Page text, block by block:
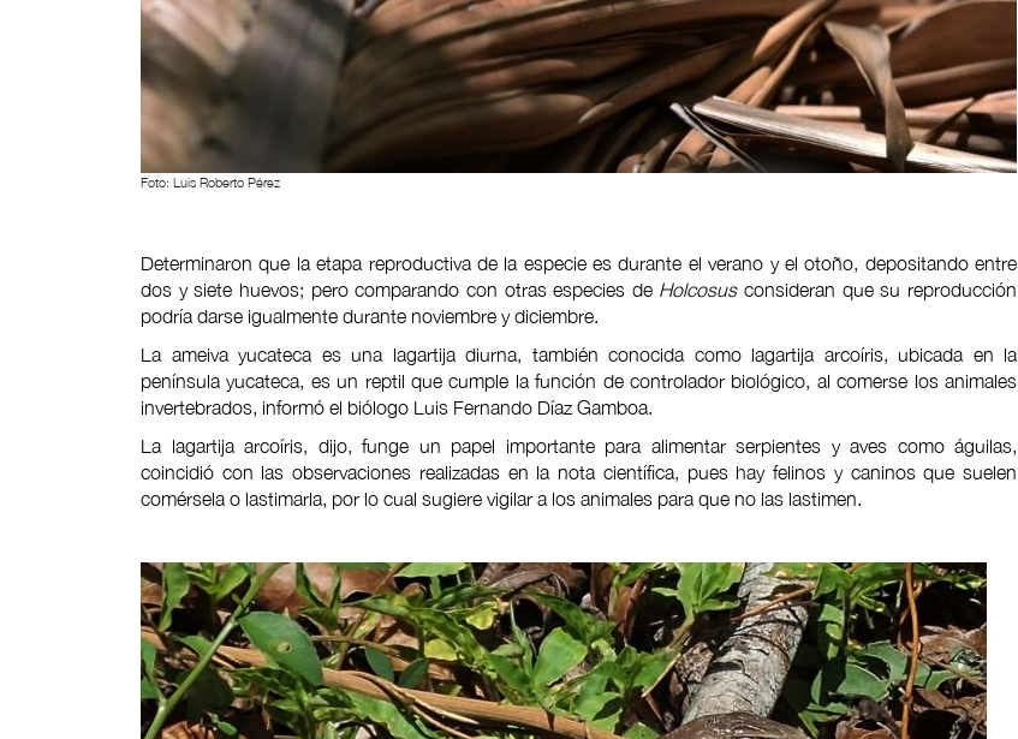
Foto: Luis Roberto Pérez
Determinaron que la etapa reproductiva de la especie es durante el verano y el otoño, depositando entre
dos y siete huevos; pero comparando con otras especies de Holcosusconsideran que su reproducción
podría darse igualmente durante noviembre y diciembre.
La ameiva yucateca es una lagartija diurna, también conocida como lagartija arcoíris, ubicada en la
península yucateca, es un reptil que cumple la función de controlador biológico, al comerse los animales
invertebrados, informó el biólogo Luis Fernando Díaz Gamboa.
La lagartija arcoíris, dijo, funge un papel importante para alimentar serpientes y aves como águilas,
coincidió con las observaciones realizadas en la nota científica, pues hay felinos y caninos que suelen
comérsela o lastimarla, por lo cual sugiere vigilar a los animales para que no las lastimen.